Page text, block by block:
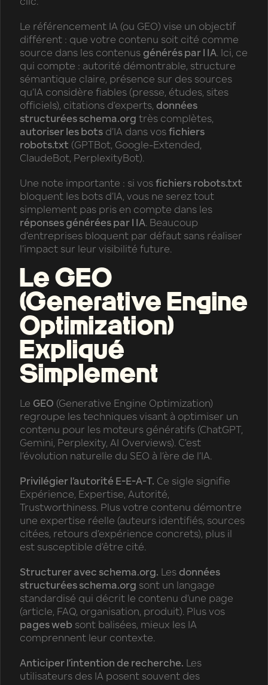
Le référencement IA (ou GEO) vise un objectif
différent : que votre contenu soit cité comme
source dans les contenus générés par l IA. Ici, ce
qui compte : autorité démontrable, structure
sémantique claire, présence sur des sources
qu’IA considère fiables (presse, études, sites
officiels), citations d’experts, données
structurées schema.org très complètes,
autoriser les bots d’IA dans vosfichiers
robots.txt (GPTBot, Google-Extended,
ClaudeBot, PerplexityBot).
Une note importante : si vosfichiers robots.txt
bloquent les bots d’IA, vous ne serez tout
simplement pas pris en compte dans les
réponses générées par l IA. Beaucoup
d’entreprises bloquent par défaut sans réaliser
l’impact sur leur visibilité future.
Le GEO
(Generative Engine
Optimization)
Expliqué
Simplement
Le GEO (Generative Engine Optimization)
regroupe les techniques visant à optimiser un
contenu pour les moteurs génératifs (ChatGPT,
Gemini, Perplexity, AI Overviews). C’est
l’évolution naturelle du SEO à l’ère de l’IA.
Privilégier l’autorité E-E-A-T. Ce sigle signifie
Expérience, Expertise, Autorité,
Trustworthiness. Plus votre contenu démontre
une expertise réelle (auteurs identifiés, sources
citées, retours d’expérience concrets), plus il
est susceptible d’être cité.
Structurer avec schema.org. Lesdonnées
structurées schema.org sont un langage
standardisé qui décrit le contenu d’une page
(article, FAQ, organisation, produit). Plus vos
pages web sont balisées, mieux les IA
comprennent leur contexte.
Anticiper l’intention de recherche. Les
utilisateurs des IA posent souvent des